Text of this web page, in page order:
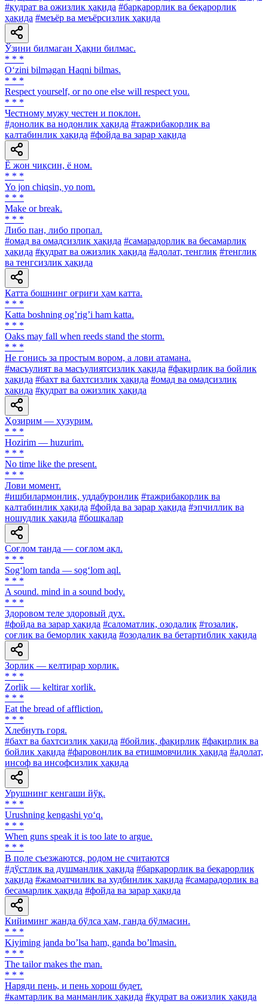
#қудрат ва ожизлик ҳақида #барқарорлик ва беқарорлик
ҳақида #меъёр ва меъёрсизлик ҳақида
Ўзини билмаган Ҳақни билмас.
* * *
O‘zini bilmagan Haqni bilmas.
* * *
Respect yourself, or no one else will respect you.
* * *
Честному мужу честен и поклон.
#донолик ва нодонлик ҳақида #тажрибакорлик ва
калтабинлик ҳақида #фойда ва зарар ҳақида
Ё жон чиқсин, ё ном.
* * *
Yo jon chiqsin, yo nom.
* * *
Make or break.
* * *
Либо пан, либо пропал.
#омад ва омадсизлик ҳақида #самарадорлик ва бесамарлик
ҳақида #қудрат ва ожизлик ҳақида #адолат, тенглик #тенглик
ва тенгсизлик ҳақида
Катта бошнинг оғриғи ҳам катта.
* * *
Katta boshning ogʼrigʼi ham katta.
* * *
Oaks may fall when reeds stand the storm.
* * *
He гонись за простым вором, а лови атамана.
#масъулият ва масъулиятсизлик ҳақида #фақирлик ва бойлик
ҳақида #бахт ва бахтсизлик ҳақида #омад ва омадсизлик
ҳақида #қудрат ва ожизлик ҳақида
Ҳозирим — ҳузурим.
* * *
Hozirim — huzurim.
* * *
No time like the present.
* * *
Лови момент.
#ишбилармонлик, уддабуронлик #тажрибакорлик ва
калтабинлик ҳақида #фойда ва зарар ҳақида #эпчиллик ва
ношудлик ҳақида #бошқалар
Соғлом танда — соғлом ақл.
* * *
Sog‘lom tanda — sog‘lom aql.
* * *
A sound. mind in a sound body.
* * *
Здоровом теле здоровый дух.
#фойда ва зарар ҳақида #саломатлик, озодалик #тозалик,
соғлик ва беморлик ҳақида #озодалик ва бетартиблик ҳақида
Зорлик — келтирар хорлик.
* * *
Zorlik — keltirar xorlik.
* * *
Eat the bread of affliction.
* * *
Хлебнуть горя.
#бахт ва бахтсизлик ҳақида #бойлик, фақирлик #фақирлик ва
бойлик ҳақида #фаровонлик ва етишмовчилик ҳақида #адолат,
инсоф ва инсофсизлик ҳақида
Урушнинг кенгаши йўқ.
* * *
Urushning kengashi yo‘q.
* * *
When guns speak it is too late to argue.
* * *
В поле съезжаются, родом не считаются
#дўстлик ва душманлик ҳақида #барқарорлик ва беқарорлик
ҳақида #жамоатчилик ва худбинлик ҳақида #самарадорлик ва
бесамарлик ҳақида #фойда ва зарар ҳақида
Кийиминг жанда бўлса ҳам, ганда бўлмасин.
* * *
Kiyiming janda boʼlsa ham, ganda boʼlmasin.
* * *
The tailor makes the man.
* * *
Наряди пень, и пень хорош будет.
#камтарлик ва манманлик ҳақида #қудрат ва ожизлик ҳақида